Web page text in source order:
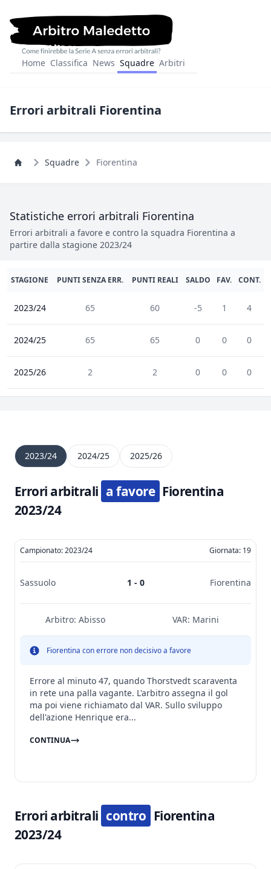
Home Classifica News Squadre Arbitri
Errori arbitrali Fiorentina
Squadre Fiorentina
Statistiche errori arbitrali Fiorentina
Errori arbitrali a favore e contro la squadra Fiorentina a
partire dalla stagione 2023/24
STAGIONE PUNTI SENZA ERR. PUNTI REALI SALDO FAV. CONT.
2023/24 65 60 -5 1 4
2024/25 65 65 0 0 0
2025/26 2 2 0 0 0
2023/24 2024/25 2025/26
Errori arbitrali a favore Fiorentina
2023/24
Campionato: 2023/24 Giornata: 19
Sassuolo 1 - 0 Fiorentina
Arbitro: Abisso VAR: Marini
Fiorentina con errore non decisivo a favore
Errore al minuto 47, quando Thorstvedt scaraventa
in rete una palla vagante. L'arbitro assegna il gol
ma poi viene richiamato dal VAR. Sullo sviluppo
dell'azione Henrique era...
CONTINUA
Errori arbitrali contro Fiorentina
2023/24